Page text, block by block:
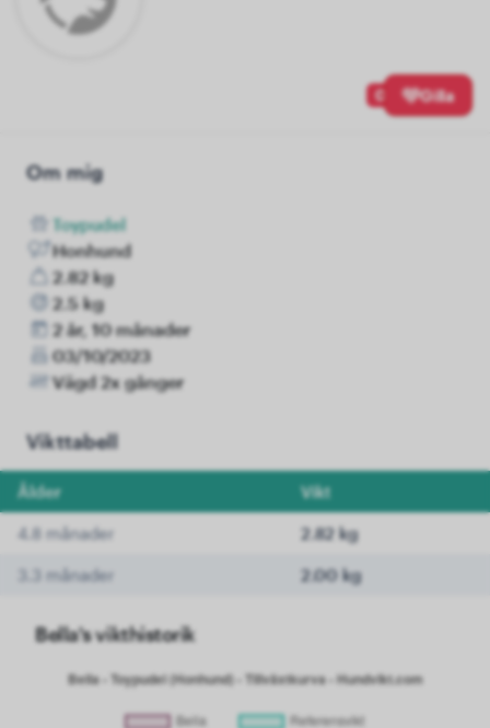
0 Gilla
Om mig
Toypudel
Honhund
2.82 kg
2.5 kg
2 år, 10 månader
03/10/2023
Vägd 2x gånger
Vikttabell
Ålder Vikt
4.8 månader 2.82 kg
3.3 månader 2.00 kg
Bella's vikthistorik